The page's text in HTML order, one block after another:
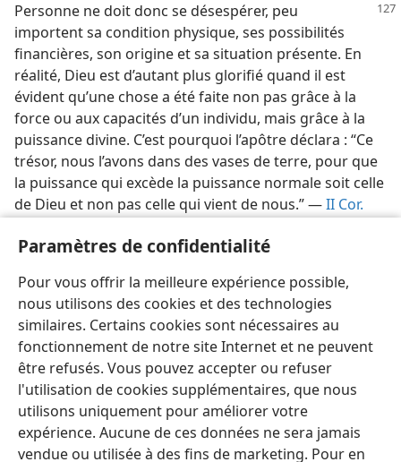
Paramètres de confidentialité
Pour vous offrir la meilleure expérience possible,
nous utilisons des cookies et des technologies
similaires. Certains cookies sont nécessaires au
fonctionnement de notre site Internet et ne peuvent
être refusés. Vous pouvez accepter ou refuser
l'utilisation de cookies supplémentaires, que nous
utilisons uniquement pour améliorer votre
expérience. Aucune de ces données ne sera jamais
vendue ou utilisée à des fins de marketing. Pour en
Personne ne doit donc se désespérer, peu
importent sa condition physique, ses possibilités
financières, son origine et sa situation présente. En
réalité, Dieu est d’autant plus glorifié quand il est
évident qu’une chose a été faite non pas grâce à la
force ou aux capacités d’un individu, mais grâce à la
puissance divine. C’est pourquoi l’apôtre déclara : “Ce
trésor, nous l’avons dans des vases de terre, pour que
la puissance qui excède la puissance normale soit celle
de Dieu et non pas celle qui vient de nous.” —II Cor.
vous le glorifiez. En retour, il vous ouvrira son cœur en
témoignage de satisfaction. —Héb. 6:10 ;11:6.